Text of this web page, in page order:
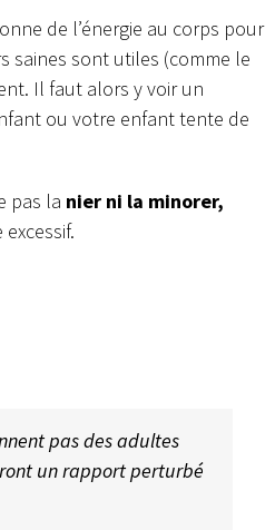
de l’énergie au corps pour
saines sont utiles (comme le
Il faut alors y voir un
ou votre enfant tente de
pas la nier ni la minorer,
pas des adultes
un rapport perturbé